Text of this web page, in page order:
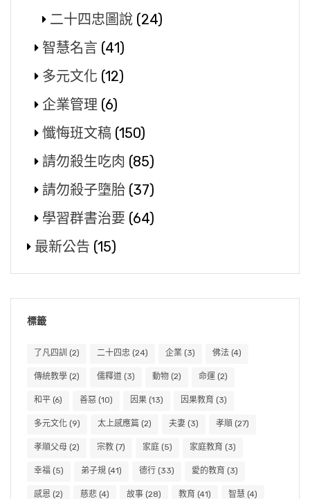
二十四忠圖說 (24)
智慧名言 (41)
多元文化 (12)
企業管理 (6)
懺悔班文稿 (150)
請勿殺生吃肉 (85)
請勿殺子墮胎 (37)
學習群書治要 (64)
最新公告 (15)
標籤
了凡四訓 (2) 二十四忠 (24) 企業 (3) 佛法 (4)
傳統教學 (2) 儒釋道 (3) 動物 (2) 命運 (2)
和平 (6) 善惡 (10) 因果 (13) 因果教育 (3)
多元文化 (9) 太上感應篇 (2) 夫妻 (3) 孝順 (27)
孝順父母 (2) 宗教 (7) 家庭 (5) 家庭教育 (3)
幸福 (5) 弟子規 (41) 德行 (33) 愛的教育 (3)
感恩 (2) 慈悲 (4) 故事 (28) 教育 (41) 智慧 (4)